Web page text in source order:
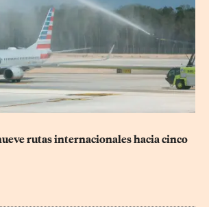
rutas internacionales hacia cinco